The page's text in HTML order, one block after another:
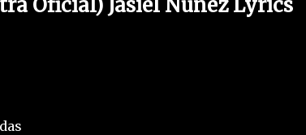
Oficial) Jasiel Nuñez Lyrics